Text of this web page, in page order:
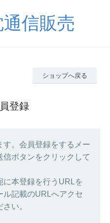
信販売
ショップへ戻る
登録
。会員登録をするメー
信ボタンをクリックして
に本登録を行うURLを
ル記載のURLへアクセ
い。